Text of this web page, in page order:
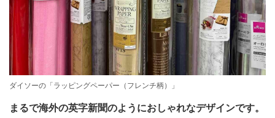
ダイソーの「ラッピングペーパー（フレンチ柄）」
まるで海外の英字新聞のようにおしゃれなデザインです。